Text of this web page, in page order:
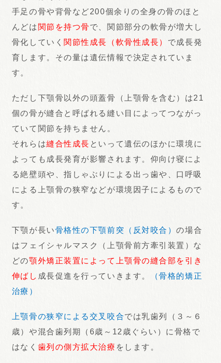
手足の骨や背骨など200個余りの全身の骨のほと
んどは 関節を持つ骨 で、関節部分の軟骨が増大し
骨化していく 関節性成長（軟骨性成長） で成長発
育します。その量は遺伝情報で決定されていま
す。
ただし下顎骨以外の頭蓋骨（上顎骨を含む）は21
個の骨が縫合と呼ばれる縫い目によってつながっ
ていて関節を持ちません。
それらは縫合性成長 といって遺伝のほかに環境に
よっても成長発育が影響されます。仰向け寝によ
る絶壁頭や、指しゃぶりによる出っ歯や、口呼吸
による上顎骨の狭窄などが環境因子によるもので
す。
下顎が長い骨格性の下顎前突（反対咬合）の場合
はフェイシャルマスク（上顎骨前方牽引装置）な
どの顎外矯正装置によって上顎骨の縫合部を引き
伸ばし 成長促進を行っていきます。
（骨格的矯正
治療）
上顎骨の狭窄による交叉咬合では乳歯列（３～６
歳）や混合歯列期（6歳～12歳ぐらい）に骨格で
はなく 歯列の側方拡大治療 をします。